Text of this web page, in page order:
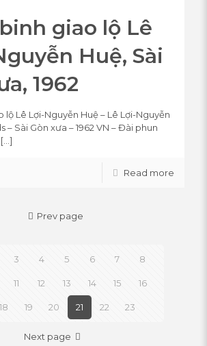
giao lộ Lê
Huệ, Sài
1962
lộ Lê Lợi-Nguyễn Huệ – Lê Lợi-Nguyễn
– Sài Gòn xưa – 1962 VN – Đài phun
[…]
Read more
Prev page
3 4 5 6 7 8
11 12 13 14 15 16
18 19 20 21 22 23
Next page